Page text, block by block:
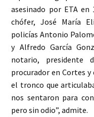
asesinado por ETA en
chófer, José María
policías Antonio
y Alfredo García
notario, presidente
procurador en Cortes y
el tronco que
nos sentaron para
pero sin odio”, admite.